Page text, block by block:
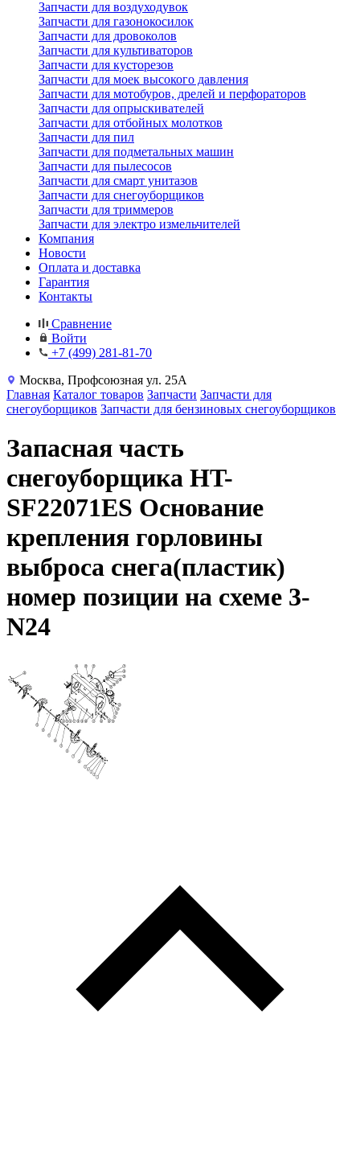
Запчасти для воздуходувок
Запчасти для газонокосилок
Запчасти для дровоколов
Запчасти для культиваторов
Запчасти для кусторезов
Запчасти для моек высокого давления
Запчасти для мотобуров, дрелей и перфораторов
Запчасти для опрыскивателей
Запчасти для отбойных молотков
Запчасти для пил
Запчасти для подметальных машин
Запчасти для пылесосов
Запчасти для смарт унитазов
Запчасти для снегоуборщиков
Запчасти для триммеров
Запчасти для электро измельчителей
Компания
Новости
Оплата и доставка
Гарантия
Контакты
Сравнение
Войти
+7 (499) 281-81-70
Москва, Профсоюзная ул. 25А
Главная Каталог товаров Запчасти Запчасти для
снегоуборщиков Запчасти для бензиновых снегоуборщиков
Запасная часть
снегоуборщика HT-
SF22071ES Основание
крепления горловины
выброса снега(пластик)
номер позиции на схеме 3-
N24